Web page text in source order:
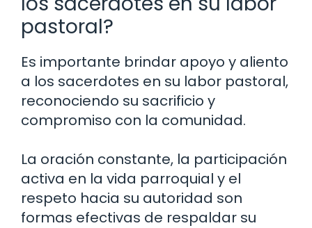
pastoral?
Es importante brindar apoyo y aliento
a los sacerdotes en su labor pastoral,
reconociendo su sacrificio y
compromiso con la comunidad.
La oración constante, la participación
activa en la vida parroquial y el
respeto hacia su autoridad son
formas efectivas de respaldar su